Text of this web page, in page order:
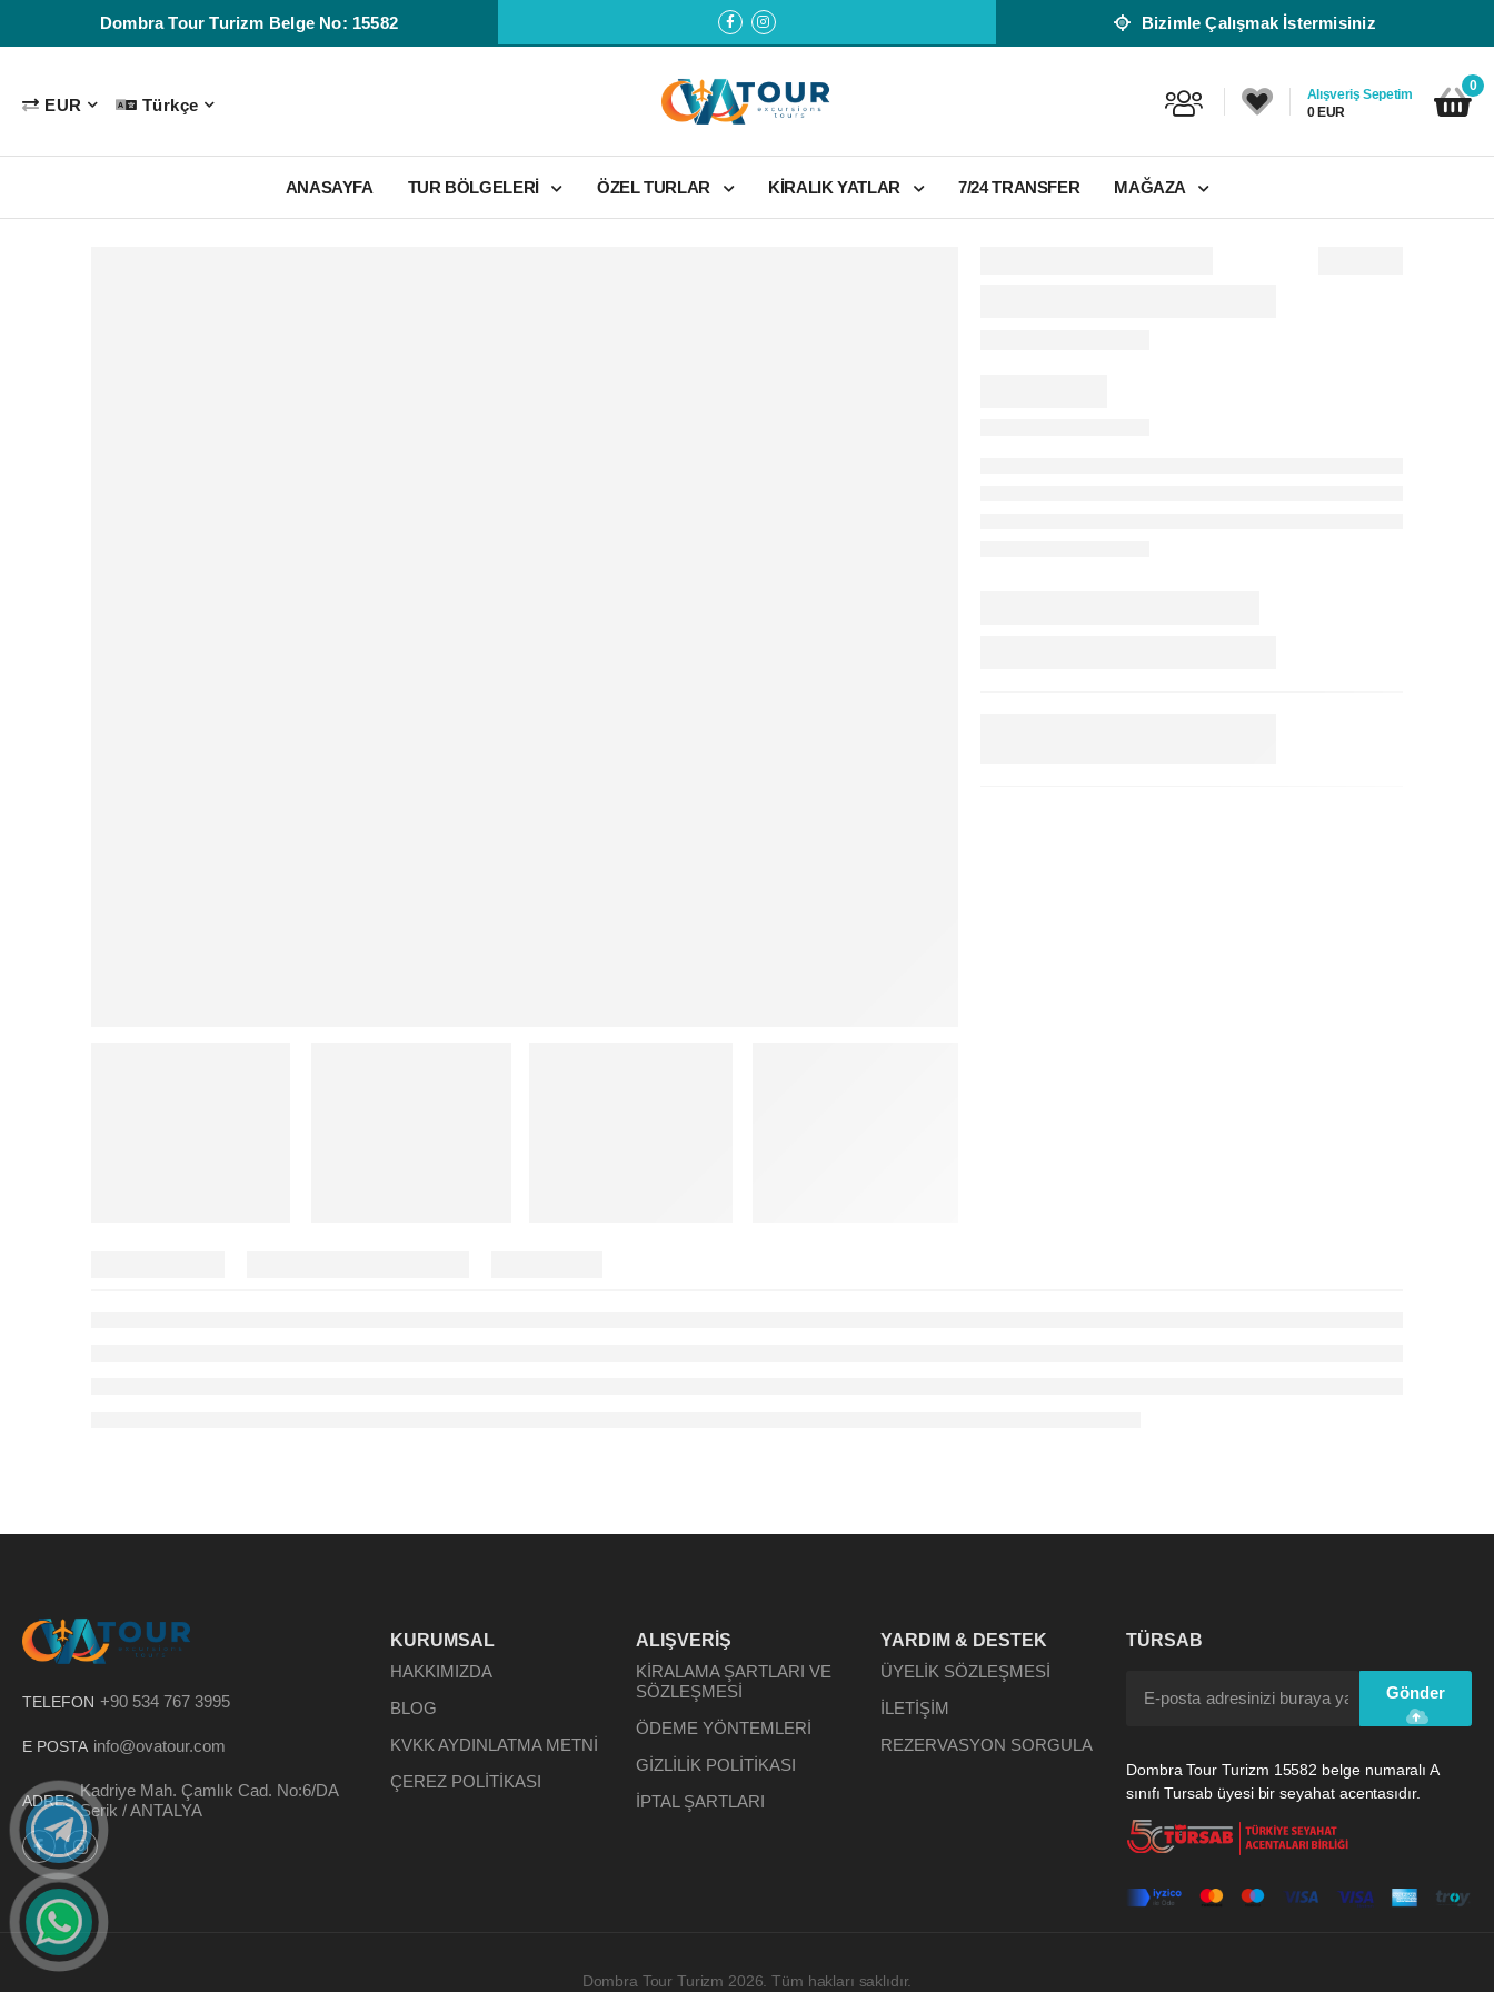
Dombra Tour Turizm Belge No: 15582 Bizimle Çalışmak İstermisiniz
EUR Türkçe
Alışveriş Sepetim
0 EUR
0
ANASAYFA TUR BÖLGELERİ ÖZEL TURLAR KİRALIK YATLAR 7/24 TRANSFER MAĞAZA
TELEFON +90 534 767 3995
E POSTA info@ovatour.com
ADRES
Kadriye Mah. Çamlık Cad. No:6/DA
Serik / ANTALYA
KURUMSAL
HAKKIMIZDA
BLOG
KVKK AYDINLATMA METNİ
ÇEREZ POLİTİKASI
ALIŞVERİŞ
KİRALAMA ŞARTLARI VE
SÖZLEŞMESİ
ÖDEME YÖNTEMLERİ
GİZLİLİK POLİTİKASI
İPTAL ŞARTLARI
YARDIM & DESTEK
ÜYELİK SÖZLEŞMESİ
İLETİŞİM
REZERVASYON SORGULA
TÜRSAB
Gönder
Dombra Tour Turizm 15582 belge numaralı A
sınıfı Tursab üyesi bir seyahat acentasıdır.
Dombra Tour Turizm 2026. Tüm hakları saklıdır.